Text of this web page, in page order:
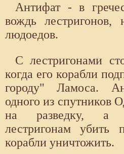
Антифат - в
вождь лестригонов,
людоедов.
С лестригонами
когда его корабли
городу" Ламоса.
одного из спутников
на разведку, а
лестригонам убить
корабли уничтожить.